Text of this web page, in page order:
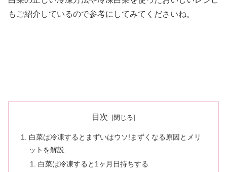
もご紹介しているので参考にしてみてくださいね。
目次
白菜は冷凍するとまずいはウソ!まずくなる原因とメリ
ットを解説
白菜は冷凍すると1ヶ月日持ちする